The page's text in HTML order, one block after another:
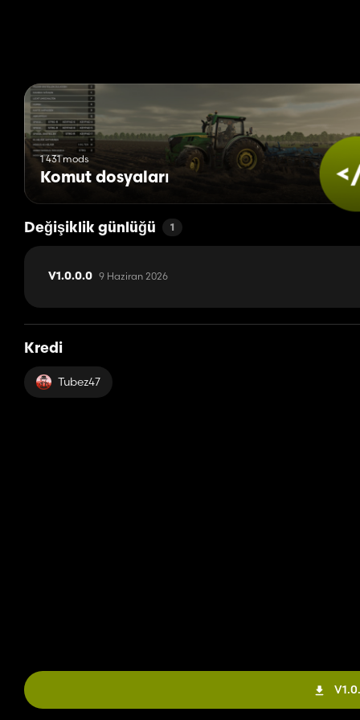
1 431 mods
Komut dosyaları
Değişiklik günlüğü 1
V1.0.0.0 9 Haziran 2026
Kredi
Tubez47